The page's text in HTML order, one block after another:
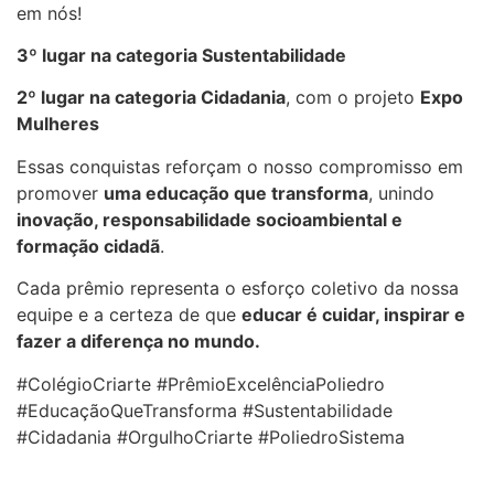
em nós!
3º lugar na categoria Sustentabilidade
2º lugar na categoria Cidadania, com o projeto Expo
Mulheres
Essas conquistas reforçam o nosso compromisso em
promover uma educação que transforma, unindo
inovação, responsabilidade socioambiental e
formação cidadã.
Cada prêmio representa o esforço coletivo da nossa
equipe e a certeza de que educar é cuidar, inspirar e
fazer a diferença no mundo.
#ColégioCriarte #PrêmioExcelênciaPoliedro
#EducaçãoQueTransforma #Sustentabilidade
#Cidadania #OrgulhoCriarte #PoliedroSistema